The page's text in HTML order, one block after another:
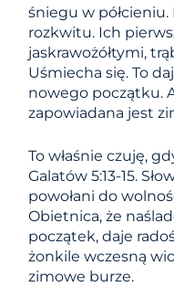
śniegu w
rozkwitu. Ich
jaskrawożółtymi,
Uśmiecha się. To
nowego początku.
zapowiadana jest
To właśnie czuję,
Galatów 5:13-15.
powołani do
Obietnica, że
początek, daje
żonkile wczesną
zimowe burze.